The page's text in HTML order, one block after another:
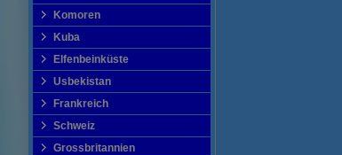
Komoren
Kuba
Elfenbeinküste
Usbekistan
Frankreich
Schweiz
Grossbritannien